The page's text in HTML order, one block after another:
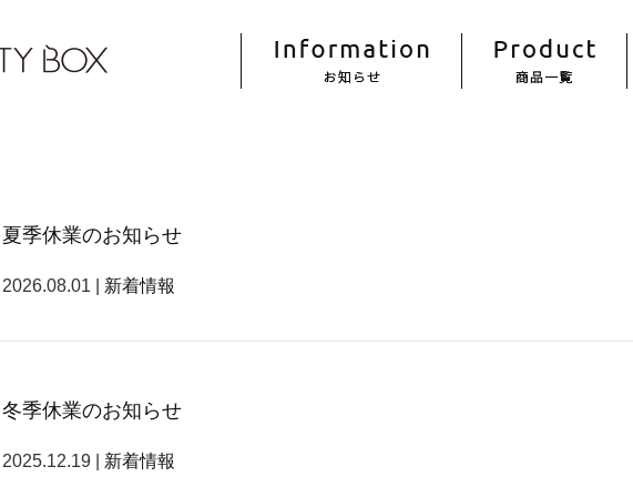
夏季休業のお知らせ
2026.08.01 | 新着情報
冬季休業のお知らせ
2025.12.19 | 新着情報